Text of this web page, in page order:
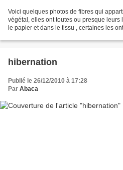
Voici quelques photos de fibres qui
végétal, elles ont toutes ou presque
le papier et dans le tissu , certaines les
hibernation
Publié le 26/12/2010 à 17:28
Par Abaca